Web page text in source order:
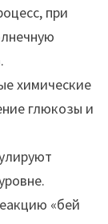
при
химические
глюкозы и
«бей